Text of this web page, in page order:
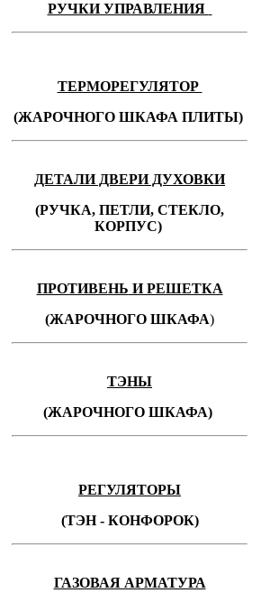
РУЧКИ УПРАВЛЕНИЯ
ТЕРМОРЕГУЛЯТОР
(ЖАРОЧНОГО ШКАФА ПЛИТЫ)
ДЕТАЛИ ДВЕРИ ДУХОВКИ
(РУЧКА, ПЕТЛИ, СТЕКЛО,
КОРПУС)
ПРОТИВЕНЬ И РЕШЕТКА
(ЖАРОЧНОГО ШКАФА)
ТЭНЫ
(ЖАРОЧНОГО ШКАФА)
РЕГУЛЯТОРЫ
(ТЭН - КОНФОРОК)
ГАЗОВАЯ АРМАТУРА